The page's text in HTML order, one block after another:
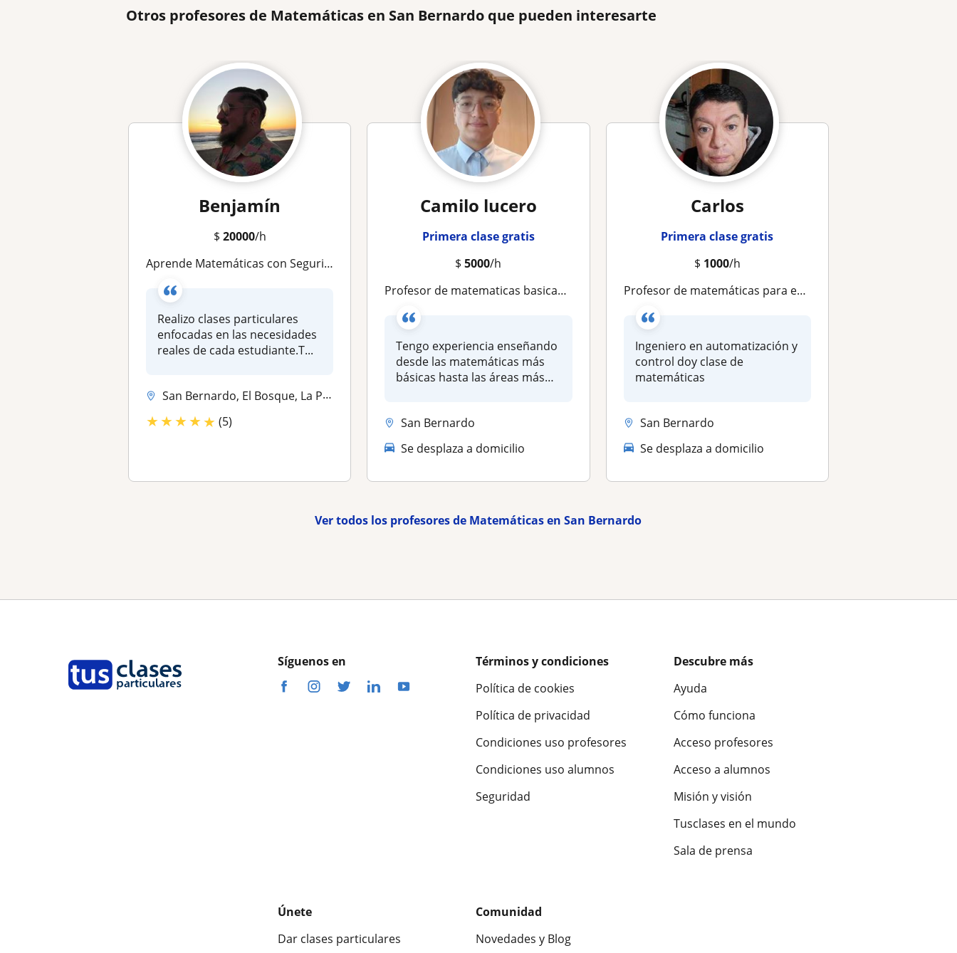
Otros profesores de Matemáticas en San Bernardo que pueden interesarte
Benjamín
$ 20000/h
Aprende Matemáticas con Seguridad y Confianza | Básica y Media
Realizo clases particulares
enfocadas en las necesidades
reales de cada estudiante.T...
San Bernardo, El Bosque, La Pintana, Calera de Tango
★★★★★ (5)
Camilo lucero
Primera clase gratis
$5000/h
Profesor de matematicas basicas y avanzadas
Tengo experiencia enseñando
desde las matemáticas más
básicas hasta las áreas más
San Bernardo
Se desplaza a domicilio
Carlos
Primera clase gratis
$ 1000/h
Profesor de matemáticas para educación media y básica
Ingeniero en automatización y
control doy clase de
matemáticas
San Bernardo
Se desplaza a domicilio
Ver todos los profesores de Matemáticas en San Bernardo
Síguenos en
Términos y condiciones
Política de cookies
Política de privacidad
Condiciones uso profesores
Condiciones uso alumnos
Seguridad
Descubre más
Ayuda
Cómo funciona
Acceso profesores
Acceso a alumnos
Misión y visión
Tusclases en el mundo
Sala de prensa
Únete
Dar clases particulares
Comunidad
Novedades y Blog